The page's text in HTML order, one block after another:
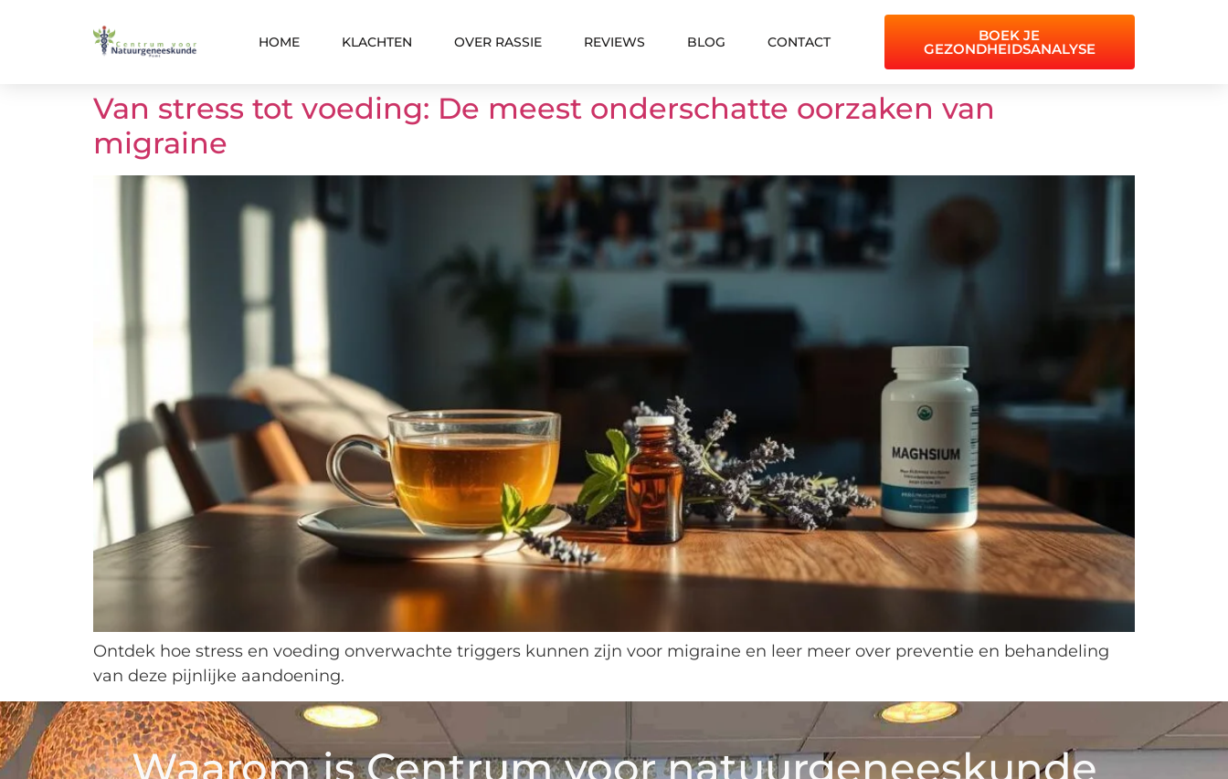
HOME KLACHTEN OVER RASSIE REVIEWS BLOG CONTACT BOEK JE
GEZONDHEIDSANALYSE
Van stress tot voeding: De meest onderschatte oorzaken van
migraine
Ontdek hoe stress en voeding onverwachte triggers kunnen zijn voor migraine en leer meer over preventie en behandeling
van deze pijnlijke aandoening.
Waarom is Centrum voor natuurgeneeskunde